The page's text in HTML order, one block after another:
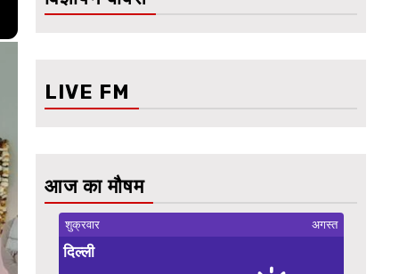
LIVE FM
आज का मौषम
शुक्रवार अगस्त
दिल्ली